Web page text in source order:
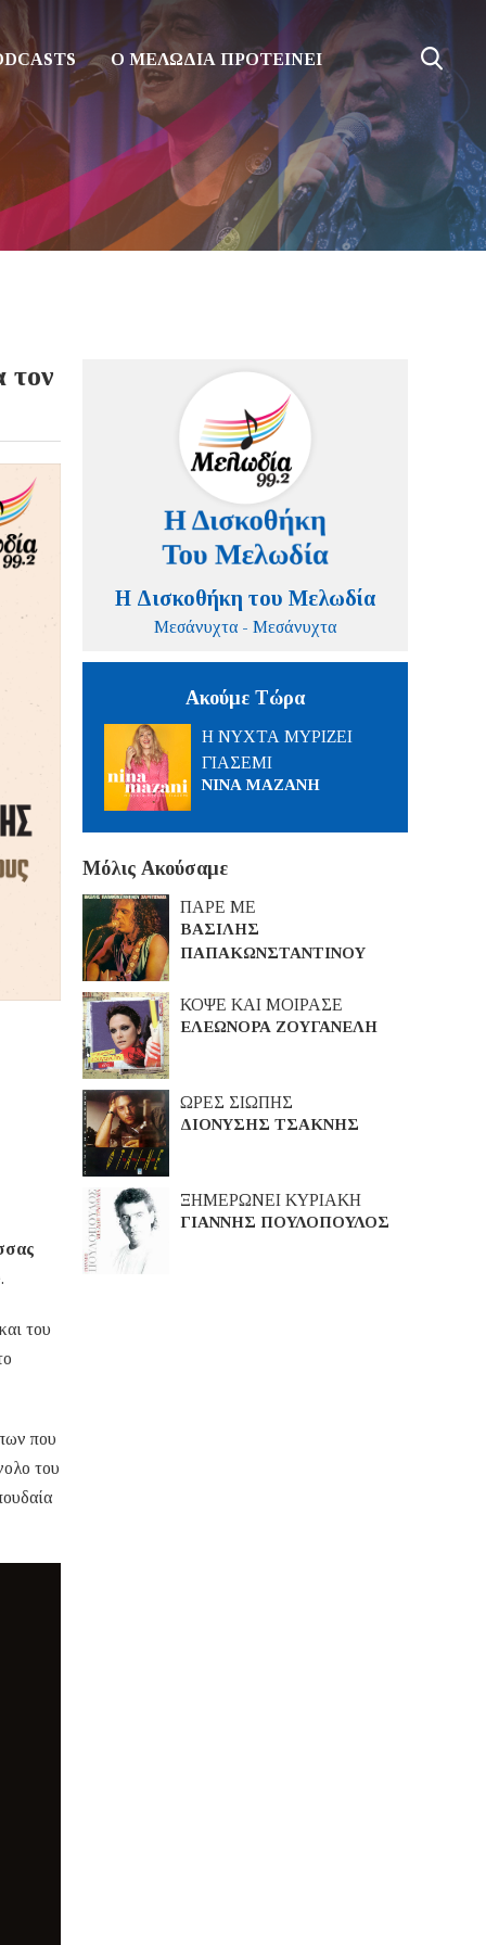
Ο ΜΕΛΩΔΙΑ ΠΡΟΤΕΙΝΕΙ
τον
του
που
του
Η Δισκοθήκη του Μελωδία
Μεσάνυχτα - Μεσάνυχτα
Ακούμε Τώρα
Η ΝΥΧΤΑ ΜΥΡΙΖΕΙ
ΓΙΑΣΕΜΙ
ΝΙΝΑ ΜΑΖΑΝΗ
Μόλις Ακούσαμε
ΠΑΡΕ ΜΕ
ΒΑΣΙΛΗΣ
ΠΑΠΑΚΩΝΣΤΑΝΤΙΝΟΥ
ΚΟΨΕ ΚΑΙ ΜΟΙΡΑΣΕ
ΕΛΕΩΝΟΡΑ ΖΟΥΓΑΝΕΛΗ
ΩΡΕΣ ΣΙΩΠΗΣ
ΔΙΟΝΥΣΗΣ ΤΣΑΚΝΗΣ
ΞΗΜΕΡΩΝΕΙ ΚΥΡΙΑΚΗ
ΓΙΑΝΝΗΣ ΠΟΥΛΟΠΟΥΛΟΣ